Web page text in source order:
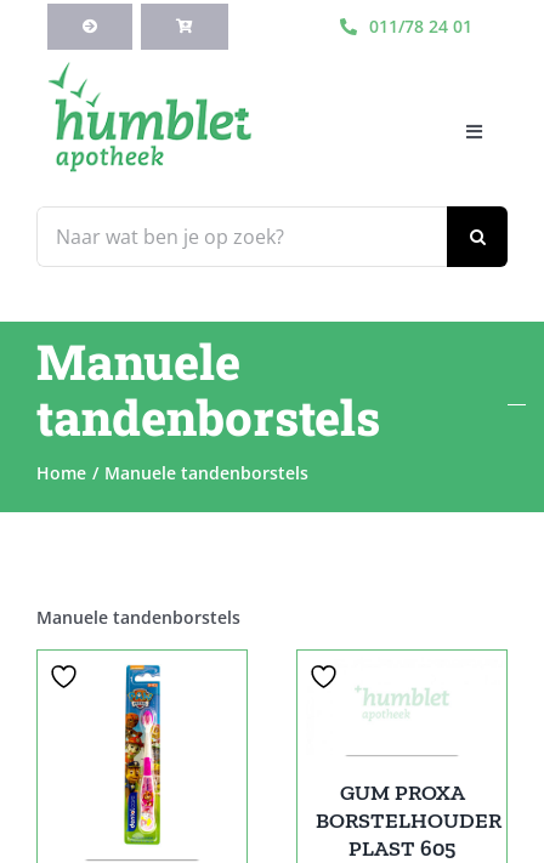
inhoud
011/78 24 01
naar:
Toggle
Webshop
Blog
Diensten
Contacteer Ons
Manuele
tandenborstels
Home Manuele tandenborstels
Manuele tandenborstels
GUM PROXA
BORSTELHOUDER
PLAST 605